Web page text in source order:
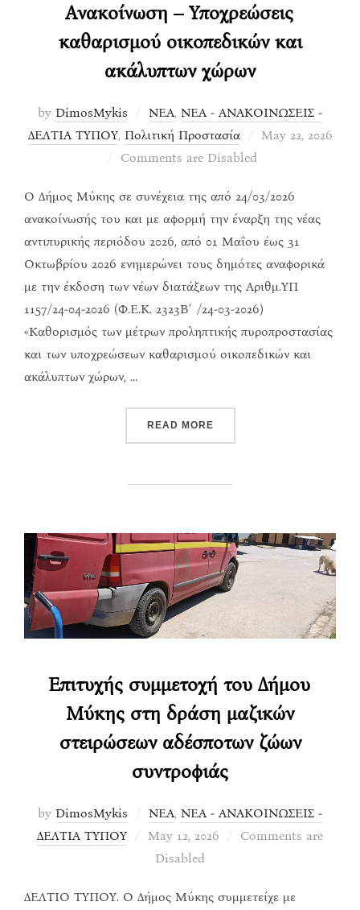
Ανακοίνωση – Υποχρεώσεις
καθαρισμού οικοπεδικών και
ακάλυπτων χώρων
by DimosMykis ΝΕΑ, ΝΕΑ - ΑΝΑΚΟΙΝΩΣΕΙΣ -
ΔΕΛΤΙΑ ΤΥΠΟΥ, Πολιτική Προστασία
Posted
May 22, 2026
Comments are Disabled
Ο Δήμος Μύκης σε συνέχεια της από 24/03/2026
ανακοίνωσής του και με αφορμή την έναρξη της νέας
αντιπυρικής περιόδου 2026, από 01 Μαΐου έως 31
Οκτωβρίου 2026 ενημερώνει τους δημότες αναφορικά
με την έκδοση των νέων διατάξεων της Αριθμ.ΥΠ
1157/24-04-2026 (Φ.Ε.Κ. 2323Β΄/24-03-2026)
«Καθορισμός των μέτρων προληπτικής πυροπροστασίας
και των υποχρεώσεων καθαρισμού οικοπεδικών και
ακάλυπτων χώρων, …
READ MORE“ΑΝΑΚΟΊΝΩΣΗ –
Επιτυχής συμμετοχή του Δήμου
Μύκης στη δράση μαζικών
στειρώσεων αδέσποτων ζώων
συντροφιάς
by DimosMykis ΝΕΑ, ΝΕΑ - ΑΝΑΚΟΙΝΩΣΕΙΣ -
ΔΕΛΤΙΑ ΤΥΠΟΥ
Posted
on
May 12, 2026
Comments are
Disabled
ΔΕΛΤΙΟ ΤΥΠΟΥ. Ο Δήμος Μύκης συμμετείχε με